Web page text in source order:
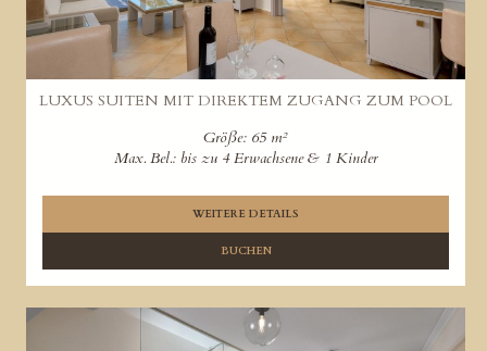
LUXUS SUITEN MIT DIREKTEM ZUGANG ZUM POOL
Größe: 65 m²
Max. Bel.: bis zu 4 Erwachsene & 1 Kinder
WEITERE DETAILS
BUCHEN